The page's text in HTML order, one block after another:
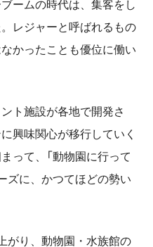
ームの時代は、集客をし
レジャーと呼ばれるもの
かったことも優位に働い
ト施設が各地で開発さ
興味関心が移行していく
って、「動物園に行って
ズに、かつてほどの勢い
がり、動物園・水族館の